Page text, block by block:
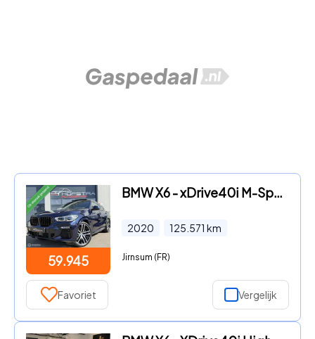
59.945
BMW X6 - xDrive40i M-Sport Indivudual Laser Luchtv.Trekh.VOL
2020 125.571 km
Jirnsum (FR)
Favoriet Vergelijk